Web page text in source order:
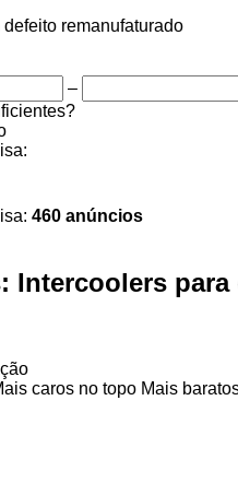
defeito remanufaturado
–
460 anúncios
Intercoolers para
caros no topo Mais